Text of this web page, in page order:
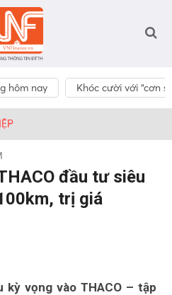
hôm nay Khóc cười với “cơn
đầu tư siêu
trị giá
kỳ vọng vào THACO – tập